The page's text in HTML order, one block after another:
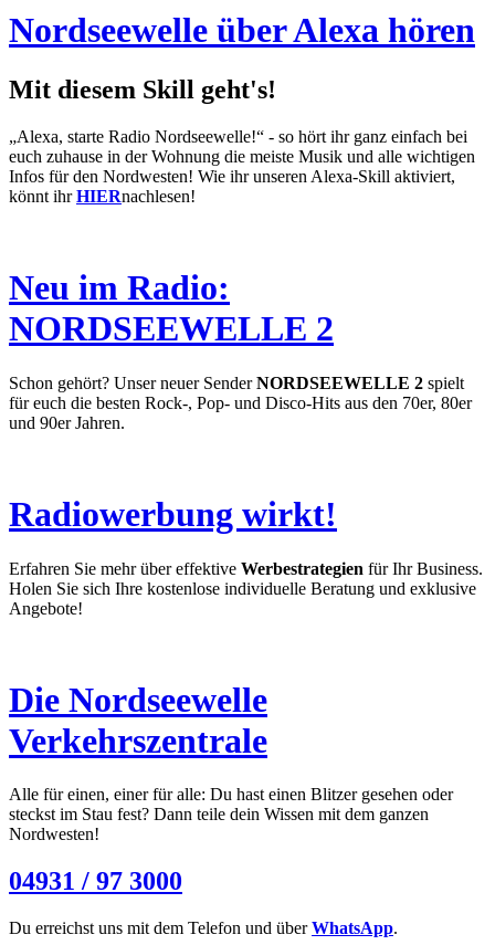
Nordseewelle über Alexa hören
Mit diesem Skill geht's!
„Alexa, starte Radio Nordseewelle!“ - so hört ihr ganz einfach bei
euch zuhause in der Wohnung die meiste Musik und alle wichtigen
Infos für den Nordwesten! Wie ihr unseren Alexa-Skill aktiviert,
könnt ihrHIERnachlesen!
Neu im Radio:
NORDSEEWELLE 2
Schon gehört? Unser neuer SenderNORDSEEWELLE 2 spielt
für euch die besten Rock-, Pop- und Disco-Hits aus den 70er, 80er
und 90er Jahren.
Radiowerbung wirkt!
Erfahren Sie mehr über effektive Werbestrategien für Ihr Business.
Holen Sie sich Ihre kostenlose individuelle Beratung und exklusive
Angebote!
Die Nordseewelle
Verkehrszentrale
Alle für einen, einer für alle: Du hast einen Blitzer gesehen oder
steckst im Stau fest? Dann teile dein Wissen mit dem ganzen
Nordwesten!
04931 / 97 3000
Du erreichst uns mit dem Telefon und überWhatsApp.